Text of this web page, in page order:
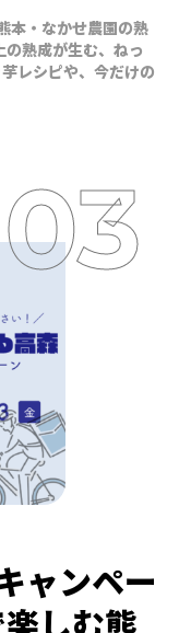
・なかせ農園の熟
熟成が生む、ねっ
レシピや、今だけの
ャンペー
しむ熊